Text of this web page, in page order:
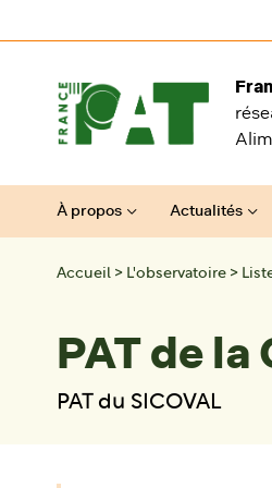
À propos Actualités
Accueil > L'observatoire >
PAT de la
PAT du SICOVAL